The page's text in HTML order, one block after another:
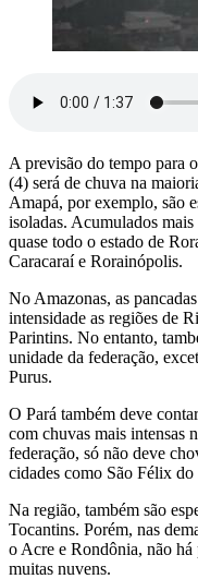
A previsão do tempo para
(4) será de chuva na
Amapá, por exemplo, são
isoladas. Acumulados
quase todo o estado de
Caracaraí e Rorainópolis.
No Amazonas, as
intensidade as regiões de
Parintins. No entanto,
unidade da federação,
Purus.
O Pará também deve
com chuvas mais intensas
federação, só não deve
cidades como São Félix
Na região, também são
Tocantins. Porém, nas
o Acre e Rondônia, não há
muitas nuvens.